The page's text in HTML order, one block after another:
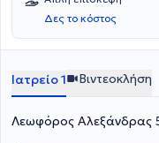
Εταιρείας Χειρουργικής
του Ελληνικού Ιδρύματος
Δες το κόστος
Ιατρείο 1 Βιντεοκλήση
Λεωφόρος Αλεξάνδρας